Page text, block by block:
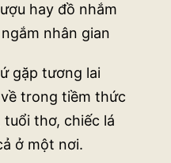
hay đồ nhắm
nhân gian
gặp tương lai
trong tiềm thức
tuổi thơ, chiếc lá
ở một nơi.